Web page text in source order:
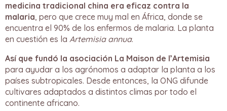
medicina tradicional china era eficaz contra la
malaria, pero que crece muy mal en África, donde se
encuentra el 90% de los enfermos de malaria. La planta
en cuestión es la Artemisia annua.
Así que fundó la asociación La Maison de l’Artemisia
para ayudar a los agrónomos a adaptar la planta a los
países subtropicales. Desde entonces, la ONG difunde
cultivares adaptados a distintos climas por todo el
continente africano.